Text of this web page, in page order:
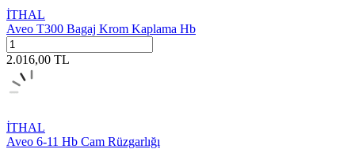
İTHAL
Aveo T300 Bagaj Krom Kaplama Hb
2.016,00 TL
İTHAL
Aveo 6-11 Hb Cam Rüzgarlığı